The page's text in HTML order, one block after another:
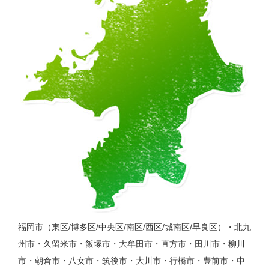
福岡市（東区/博多区/中央区/南区/西区/城南区/早良区）・北九
州市・久留米市・飯塚市・大牟田市・直方市・田川市・柳川
市・朝倉市・八女市・筑後市・大川市・行橋市・豊前市・中